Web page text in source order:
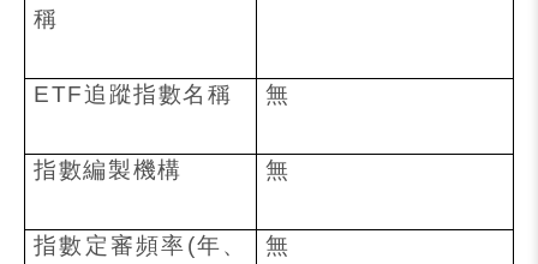
稱
ETF追蹤指數名稱 無
指數編製機構 無
指數定審頻率(年、
無